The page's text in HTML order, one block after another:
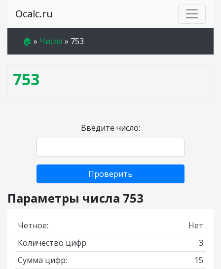
Ocalc.ru
🏠 » Числа » 753
753
Введите число:
Проверить
Параметры числа 753
Четное:
Нет
Количество цифр:
3
Сумма цифр:
15